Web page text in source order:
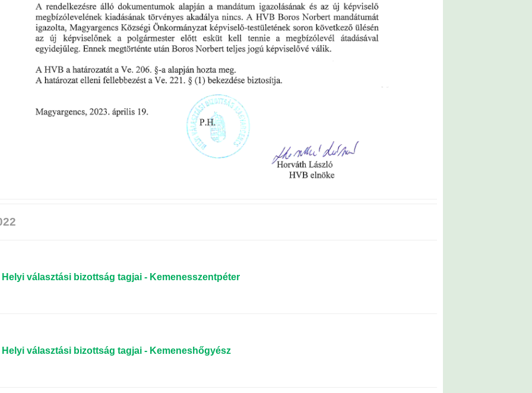
Helyi választási bizottság tagjai - Kemenesszentpéter
Helyi választási bizottság tagjai - Kemeneshőgyész